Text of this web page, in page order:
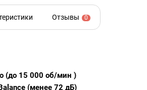
Отзывы 0
(до 15 000 об/мин )
(менее 72 дБ)